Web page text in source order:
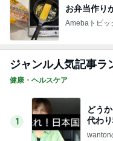
お弁当作り
Amebaトピッ
ジャンル人気記事ラ
健康・ヘルスケア
1
どう
代わ
wanton